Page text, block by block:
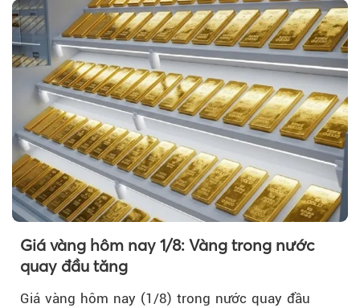
Giá vàng hôm nay 1/8: Vàng trong nước
quay đầu tăng
Giá vàng hôm nay (1/8) trong nước quay đầu